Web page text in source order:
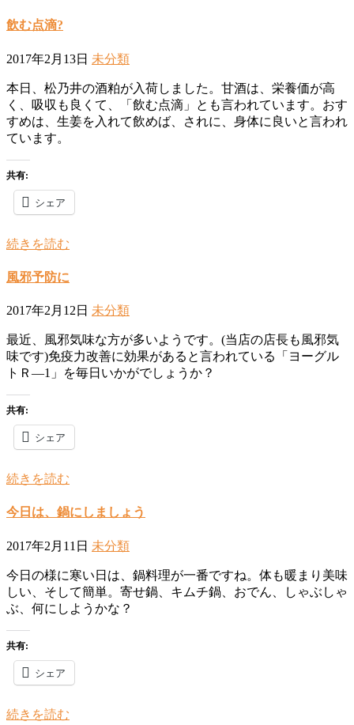
飲む点滴?
2017年2月13日 未分類
本日、松乃井の酒粕が入荷しました。甘酒は、栄養価が高
く、吸収も良くて、「飲む点滴」とも言われています。おす
すめは、生姜を入れて飲めば、されに、身体に良いと言われ
ています。
共有:
シェア
続きを読む
風邪予防に
2017年2月12日 未分類
最近、風邪気味な方が多いようです。(当店の店長も風邪気
味です)免疫力改善に効果があると言われている「ヨーグル
トＲ―1」を毎日いかがでしょうか？
共有:
シェア
続きを読む
今日は、鍋にしましょう
2017年2月11日 未分類
今日の様に寒い日は、鍋料理が一番ですね。体も暖まり美味
しい、そして簡単。寄せ鍋、キムチ鍋、おでん、しゃぶしゃ
ぶ、何にしようかな？
共有:
シェア
続きを読む